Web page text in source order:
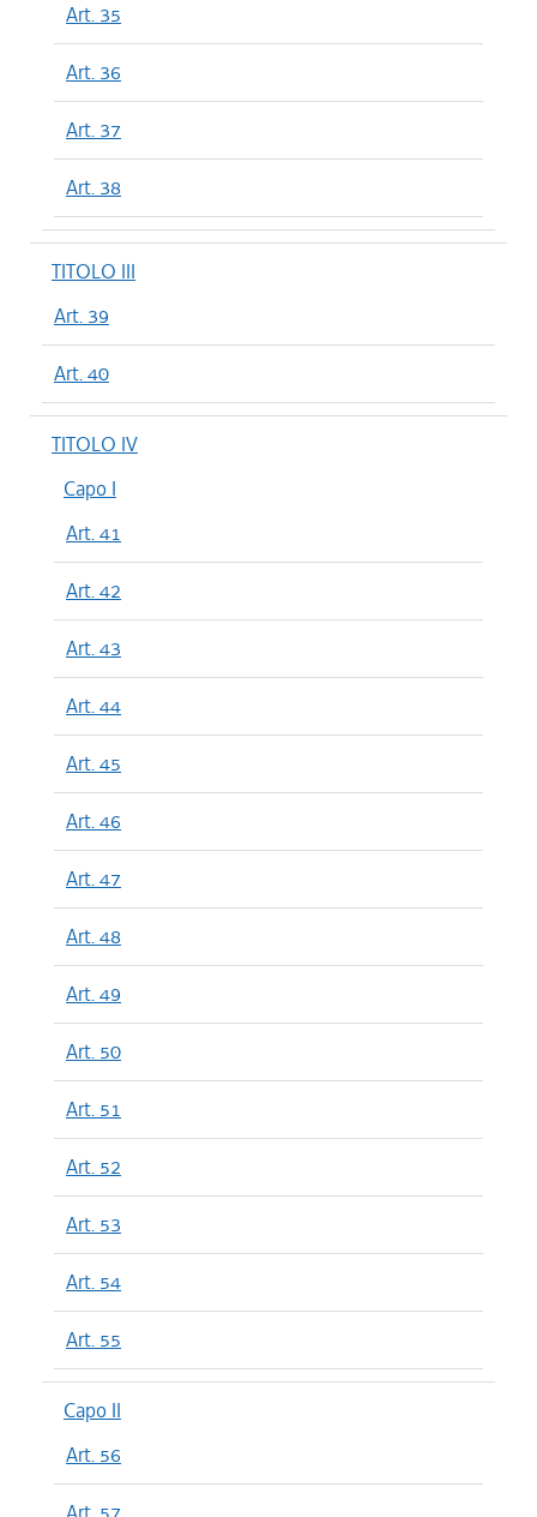
Art. 35
Art. 36
Art. 37
Art. 38
TITOLO III
Art. 39
Art. 40
TITOLO IV
Capo I
Art. 41
Art. 42
Art. 43
Art. 44
Art. 45
Art. 46
Art. 47
Art. 48
Art. 49
Art. 50
Art. 51
Art. 52
Art. 53
Art. 54
Art. 55
Capo II
Art. 56